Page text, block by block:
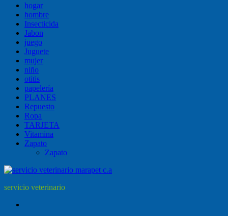
hogar
hombre
Insecticida
Jabon
juego
Juguete
mujer
niño
otitis
papelería
PLANES
Repuesto
Ropa
TARJETA
Vitamina
Zapato
Zapato
servicio veterinario